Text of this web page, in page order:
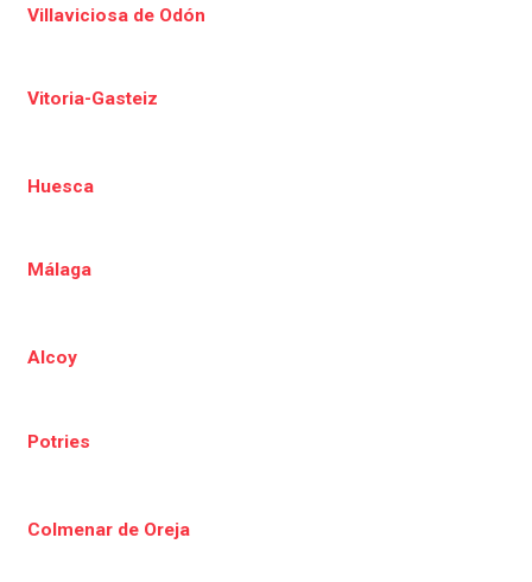
Villaviciosa de Odón
Vitoria-Gasteiz
Huesca
Málaga
Alcoy
Potries
Colmenar de Oreja